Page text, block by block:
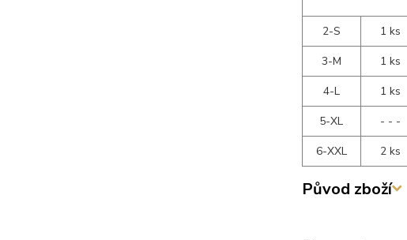
2-S
1 ks
3-M
1 ks
4-L
1 ks
5-XL
- - -
6-XXL
2 ks
Původ zboží